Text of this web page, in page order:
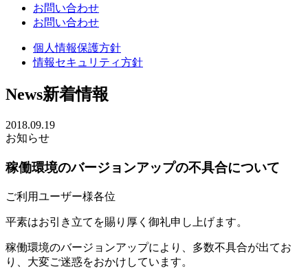
お問い合わせ
お問い合わせ
個人情報保護方針
情報セキュリティ方針
News新着情報
2018.09.19
お知らせ
稼働環境のバージョンアップの不具合について
ご利用ユーザー様各位
平素はお引き立てを賜り厚く御礼申し上げます。
稼働環境のバージョンアップにより、多数不具合が出てお
り、大変ご迷惑をおかけしています。